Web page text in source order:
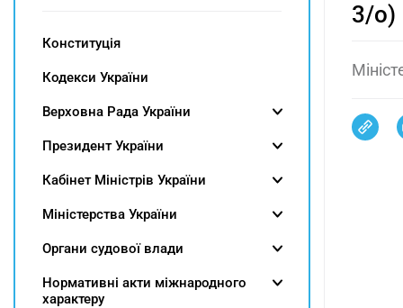
3/о)
Конституція
Кодекси України
Верховна Рада України
Президент України
Кабінет Міністрів України
Міністерства України
Органи судової влади
Нормативні акти міжнародного
характеру